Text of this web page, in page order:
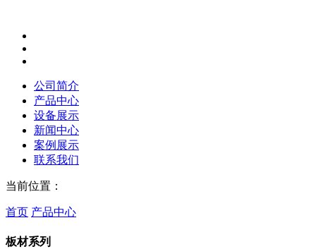
公司简介
产品中心
设备展示
新闻中心
案例展示
联系我们
当前位置：
首页 产品中心
板材系列